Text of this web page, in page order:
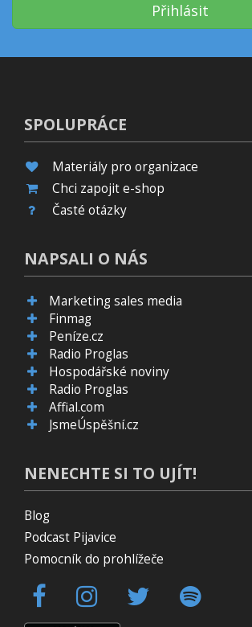
Přihlásit
SPOLUPRÁCE
Materiály pro organizace
Chci zapojit e-shop
Časté otázky
NAPSALI O NÁS
Marketing sales media
Finmag
Peníze.cz
Radio Proglas
Hospodářské noviny
Radio Proglas
Affial.com
JsmeÚspěšní.cz
NENECHTE SI TO UJÍT!
Blog
Podcast Pijavice
Pomocník do prohlížeče